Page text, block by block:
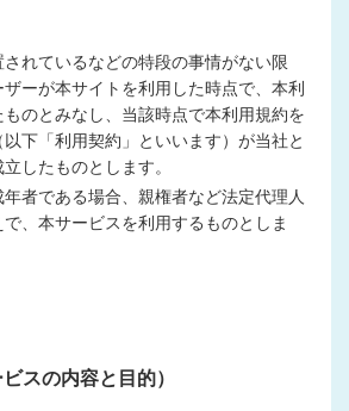
れているなどの特段の事情がない限
ーが本サイトを利用した時点で、本利
ものとみなし、当該時点で本利用規約を
下「利用契約」といいます）が当社と
したものとします。
者である場合、親権者など法定代理人
、本サービスを利用するものとしま
スの内容と目的）